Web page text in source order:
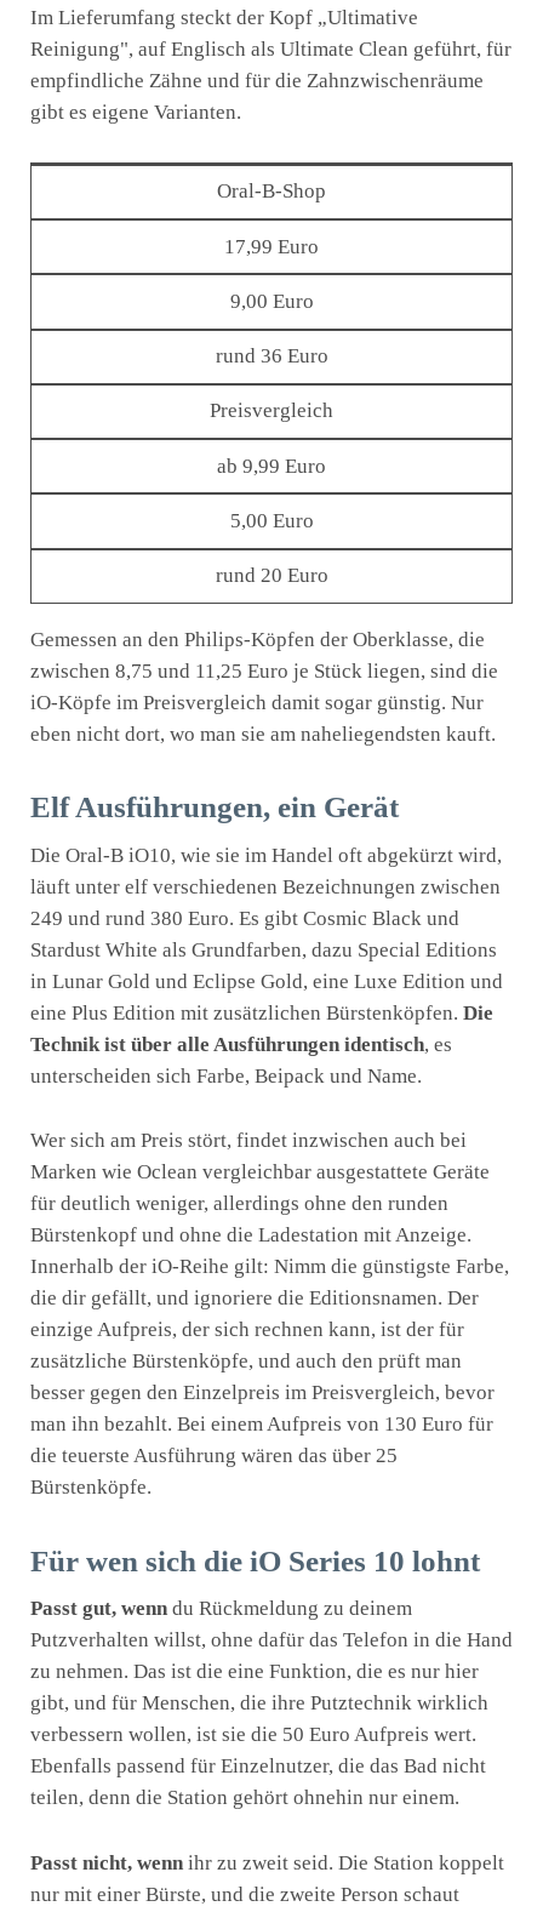
Im Lieferumfang steckt der Kopf „Ultimative
Reinigung", auf Englisch als Ultimate Clean geführt, für
empfindliche Zähne und für die Zahnzwischenräume
gibt es eigene Varianten.
Oral-B-Shop
17,99 Euro
9,00 Euro
rund 36 Euro
Preisvergleich
ab 9,99 Euro
5,00 Euro
rund 20 Euro
Gemessen an den Philips-Köpfen der Oberklasse, die
zwischen 8,75 und 11,25 Euro je Stück liegen, sind die
iO-Köpfe im Preisvergleich damit sogar günstig. Nur
eben nicht dort, wo man sie am naheliegendsten kauft.
Elf Ausführungen, ein Gerät
Die Oral-B iO10, wie sie im Handel oft abgekürzt wird,
läuft unter elf verschiedenen Bezeichnungen zwischen
249 und rund 380 Euro. Es gibt Cosmic Black und
Stardust White als Grundfarben, dazu Special Editions
in Lunar Gold und Eclipse Gold, eine Luxe Edition und
eine Plus Edition mit zusätzlichen Bürstenköpfen. Die
Technik ist über alle Ausführungen identisch, es
unterscheiden sich Farbe, Beipack und Name.
Wer sich am Preis stört, findet inzwischen auch bei
Marken wie Oclean vergleichbar ausgestattete Geräte
für deutlich weniger, allerdings ohne den runden
Bürstenkopf und ohne die Ladestation mit Anzeige.
Innerhalb der iO-Reihe gilt: Nimm die günstigste Farbe,
die dir gefällt, und ignoriere die Editionsnamen. Der
einzige Aufpreis, der sich rechnen kann, ist der für
zusätzliche Bürstenköpfe, und auch den prüft man
besser gegen den Einzelpreis im Preisvergleich, bevor
man ihn bezahlt. Bei einem Aufpreis von 130 Euro für
die teuerste Ausführung wären das über 25
Bürstenköpfe.
Für wen sich die iO Series 10 lohnt
Passt gut, wenn du Rückmeldung zu deinem
Putzverhalten willst, ohne dafür das Telefon in die Hand
zu nehmen. Das ist die eine Funktion, die es nur hier
gibt, und für Menschen, die ihre Putztechnik wirklich
verbessern wollen, ist sie die 50 Euro Aufpreis wert.
Ebenfalls passend für Einzelnutzer, die das Bad nicht
teilen, denn die Station gehört ohnehin nur einem.
Passt nicht, wenn ihr zu zweit seid. Die Station koppelt
nur mit einer Bürste, und die zweite Person schaut